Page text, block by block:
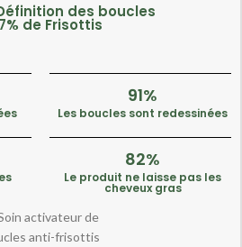
des boucles
de Frisottis
91%
Les boucles sont redessinées
82%
Le produit ne laisse pas les
cheveux gras